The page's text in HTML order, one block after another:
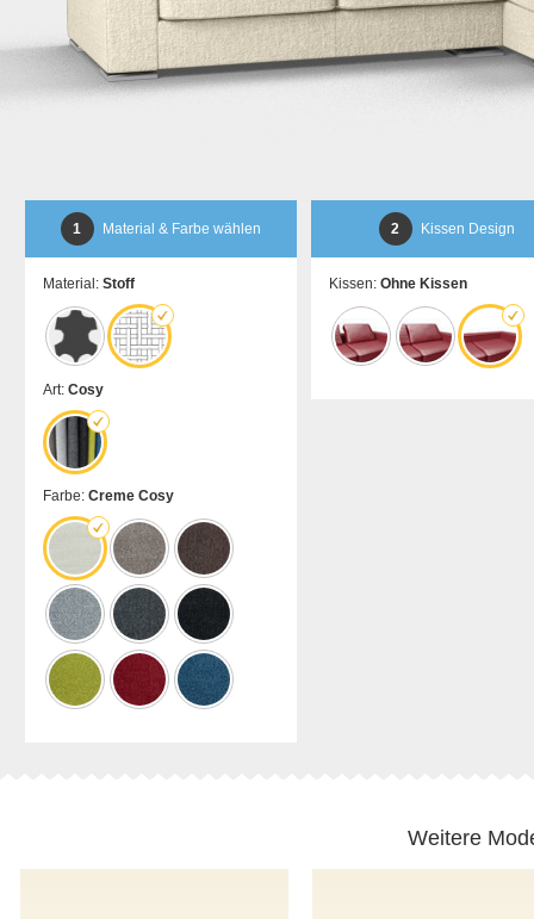
1 Material & Farbe wählen
Material: Stoff
Art: Cosy
Farbe: Creme Cosy
2 Kissen Design
Kissen: Ohne Kissen
Weitere